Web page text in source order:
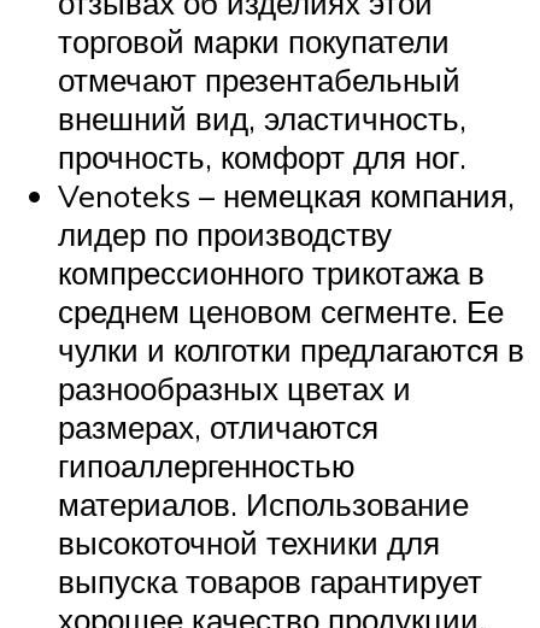
торговой марки покупатели
отмечают презентабельный
внешний вид, эластичность,
прочность, комфорт для ног.
Venoteks – немецкая компания,
лидер по производству
компрессионного трикотажа в
среднем ценовом сегменте. Ее
чулки и колготки предлагаются в
разнообразных цветах и
размерах, отличаются
гипоаллергенностью
материалов. Использование
высокоточной техники для
выпуска товаров гарантирует
хорошее качество продукции.